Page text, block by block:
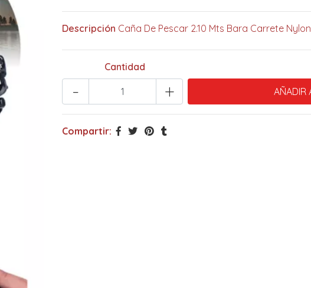
Descripción Caña De Pescar 2.10 Mts Bara Carrete Nylon
Cantidad
+
-
Compartir: